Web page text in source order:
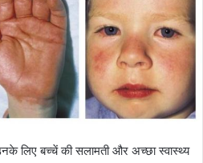
लिए बच्चें की सलामती और अच्छा स्वास्थ्य